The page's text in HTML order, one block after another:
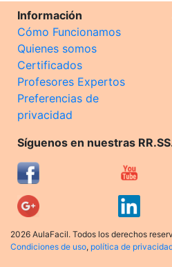
Información
Cómo Funcionamos
Quienes somos
Certificados
Profesores Expertos
Preferencias de
privacidad
Síguenos en nuestras
2026 AulaFacil. Todos los derechos
Condiciones de uso, política de